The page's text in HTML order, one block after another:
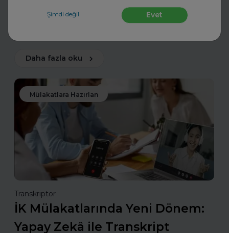
Şimdi değil Evet
Uzman koçlarla geleceğe hazırlanın. FurtherUp’ın
öğrenci ve kariyer koçluğu ile hedeflerinizi netleştirin,
Daha fazla oku
Mülakatlara Hazırlan
Transkriptor
İK Mülakatlarında Yeni Dönem:
Yapay Zekâ ile Transkript